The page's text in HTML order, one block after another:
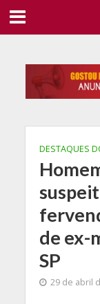
DESTAQUES
de ex-
SP
29 de abril